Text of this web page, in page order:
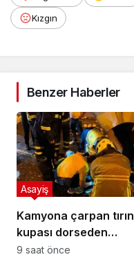
Kızgın
Benzer Haberler
Kamyona çarpan tırın
kupası dorseden
ayrıldı: 1 ağır yaralı
Asayiş
9 saat önce